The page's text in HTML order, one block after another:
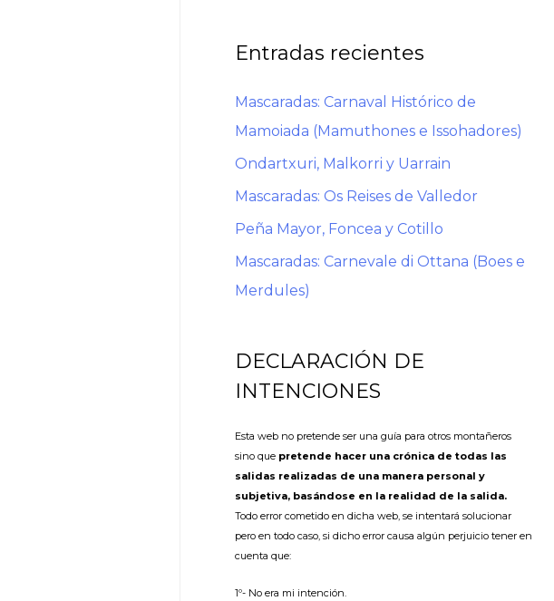
Entradas recientes
Mascaradas: Carnaval Histórico de
Mamoiada (Mamuthones e Issohadores)
Ondartxuri, Malkorri y Uarrain
Mascaradas: Os Reises de Valledor
Peña Mayor, Foncea y Cotillo
Mascaradas: Carnevale di Ottana (Boes e
Merdules)
DECLARACIÓN DE
INTENCIONES
Esta web no pretende ser una guía para otros montañeros
sino que pretende hacer una crónica de todas las
salidas realizadas de una manera personal y
subjetiva, basándose en la realidad de la salida.
Todo error cometido en dicha web, se intentará solucionar
pero en todo caso, si dicho error causa algún perjuicio tener en
cuenta que:
1º- No era mi intención.